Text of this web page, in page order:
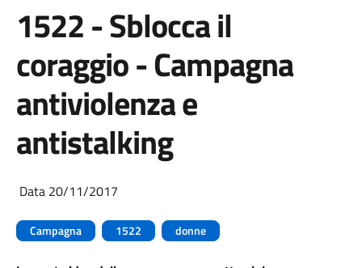
1522 - Sblocca il
coraggio - Campagna
antiviolenza e
antistalking
Data 20/11/2017
Campagna 1522 donne